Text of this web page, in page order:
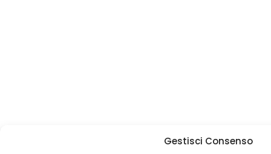
Gestisci Consenso